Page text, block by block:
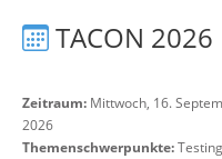
TACON 2026
Zeitraum: Mittwoch, 16.
2026
Themenschwerpunkte: